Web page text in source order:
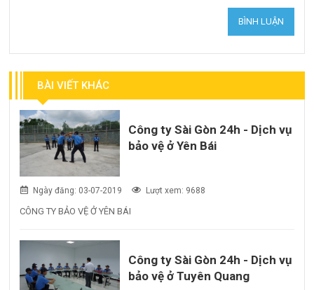
BÀI VIẾT KHÁC
Công ty Sài Gòn 24h - Dịch vụ
bảo vệ ở Yên Bái
Ngày đăng: 03-07-2019 Lượt xem: 9688
CÔNG TY BẢO VỆ Ở YÊN BÁI
Công ty Sài Gòn 24h - Dịch vụ
bảo vệ ở Tuyên Quang